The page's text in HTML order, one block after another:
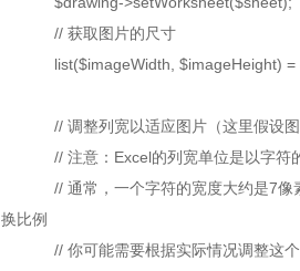
// 获取图片的尺寸
list($imageWidth, $imageHeight) =
// 调整列宽以适应图片（这里假设图
// 注意：Excel的列宽单位是以字符的
// 通常，一个字符的宽度大约是7像素
换比例
// 你可能需要根据实际情况调整这个